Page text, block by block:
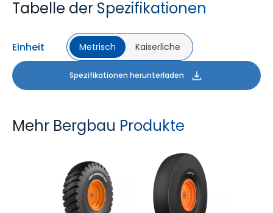
Tabelle der Spezifikationen
Einheit Metrisch Kaiserliche
Spezifikationen herunterladen
Mehr Bergbau Produkte